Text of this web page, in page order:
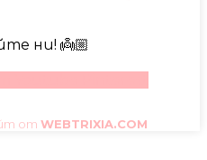
ни! 👼🏼
от WEBTRIXIA.COM